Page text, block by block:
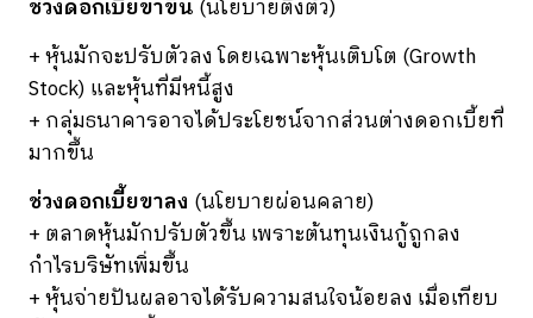
ช่วงดอกเบี้ยขาขึ้น (นโยบายตึงตัว)
+ หุ้นมักจะปรับตัวลง โดยเฉพาะหุ้นเติบโต (Growth
Stock) และหุ้นที่มีหนี้สูง
+ กลุ่มธนาคารอาจได้ประโยชน์จากส่วนต่างดอกเบี้ยที่
มากขึ้น
ช่วงดอกเบี้ยขาลง (นโยบายผ่อนคลาย)
+ ตลาดหุ้นมักปรับตัวขึ้น เพราะต้นทุนเงินกู้ถูกลง
กำไรบริษัทเพิ่มขึ้น
+ หุ้นจ่ายปันผลอาจได้รับความสนใจน้อยลง เมื่อเทียบ